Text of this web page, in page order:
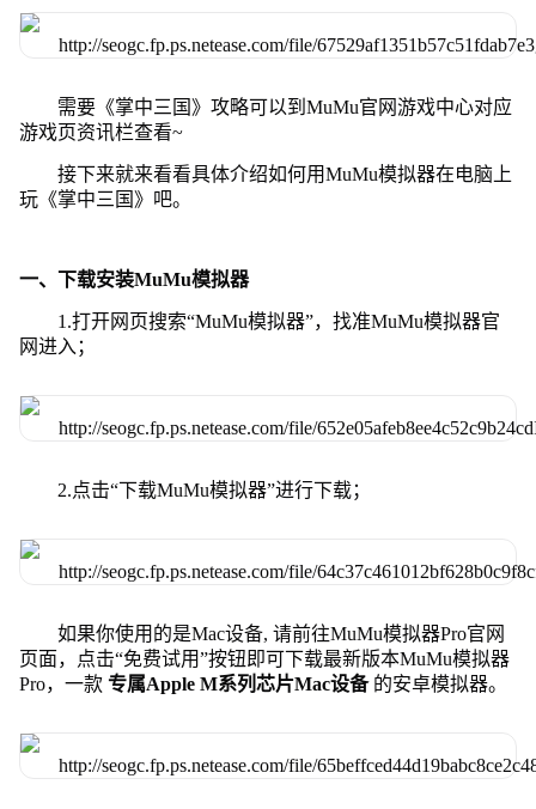
需要《掌中三国》攻略可以到MuMu官网游戏中心对应
游戏页资讯栏查看~
接下来就来看看具体介绍如何用MuMu模拟器在电脑上
玩《掌中三国》吧。
一、下载安装MuMu模拟器
1.打开网页搜索“MuMu模拟器”，找准MuMu模拟器官
网进入；
2.点击“下载MuMu模拟器”进行下载；
如果你使用的是Mac设备, 请前往MuMu模拟器Pro官网
页面，点击“免费试用”按钮即可下载最新版本MuMu模拟器
Pro，一款 专属Apple M系列芯片Mac设备 的安卓模拟器。